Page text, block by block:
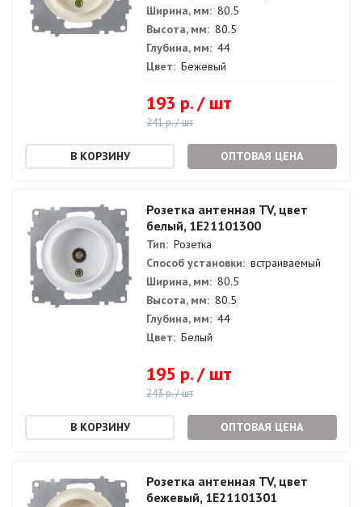
Ширина, мм: 80.5
Высота, мм: 80.5
Глубина, мм: 44
Цвет: Бежевый
193 р. / шт
241 р. / шт
ОПТОВАЯ ЦЕНА
Розетка антенная TV, цвет
белый, 1E21101300
Тип: Розетка
Способ установки: встраиваемый
Ширина, мм: 80.5
Высота, мм: 80.5
Глубина, мм: 44
Цвет: Белый
195 р. / шт
243 р. / шт
ОПТОВАЯ ЦЕНА
Розетка антенная TV, цвет
бежевый, 1E21101301